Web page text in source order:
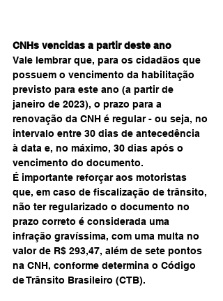
CNHs vencidas a partir deste ano
Vale lembrar que, para os cidadãos que
possuem o vencimento da habilitação
previsto para este ano (a partir de
janeiro de 2023), o prazo para a
renovação da CNH é regular - ou seja, no
intervalo entre 30 dias de antecedência
à data e, no máximo, 30 dias após o
vencimento do documento.
É importante reforçar aos motoristas
que, em caso de fiscalização de trânsito,
não ter regularizado o documento no
prazo correto é considerada uma
infração gravíssima, com uma multa no
valor de R$ 293,47, além de sete pontos
na CNH, conforme determina o Código
de Trânsito Brasileiro (CTB).